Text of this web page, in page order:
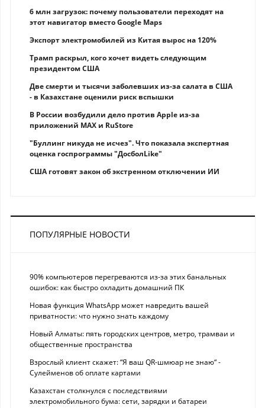
6 млн загрузок: почему пользователи переходят на
этот навигатор вместо Google Maps
Экспорт электромобилей из Китая вырос на 120%
Трамп раскрыл, кого хочет видеть следующим
президентом США
Две смерти и тысячи заболевших из-за салата в США
- в Казахстане оценили риск вспышки
В России возбудили дело против Apple из-за
приложений MAX и RuStore
"Буллинг никуда не исчез". Что показала экспертная
оценка госпрограммы "ДосболLike"
США готовят закон об экстренном отключении ИИ
ПОПУЛЯРНЫЕ НОВОСТИ
90% компьютеров перегреваются из-за этих банальных
ошибок: как быстро охладить домашний ПК
Новая функция WhatsApp может навредить вашей
приватности: что нужно знать каждому
Новый Алматы: пять городских центров, метро, трамваи и
общественные пространства
Взрослый клиент скажет: “Я ваш QR-шмюар не знаю“ -
Сулейменов об оплате картами
Казахстан столкнулся с последствиями
электромобильного бума: сети, зарядки и батареи